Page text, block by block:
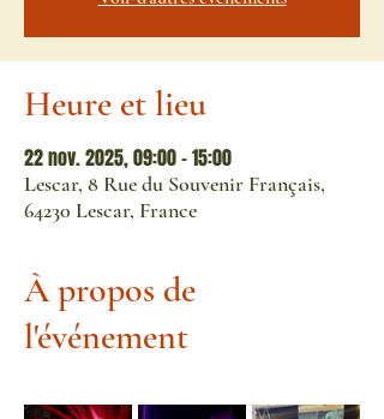
Heure et lieu
22 nov. 2025, 09:00 – 15:00
Lescar, 8 Rue du Souvenir Français,
64230 Lescar, France
À propos de
l'événement